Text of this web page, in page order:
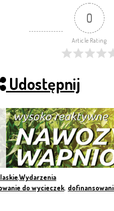
0
Article Rating
Udostępnij
,Wydarzenia
do wycieczek,